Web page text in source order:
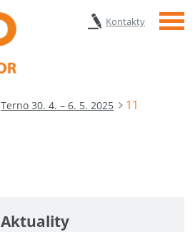
Kontakty Menu
Terno 30. 4. – 6. 5. 2025 11
Aktuality